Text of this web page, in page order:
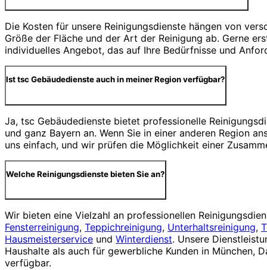
Die Kosten für unsere Reinigungsdienste hängen von
Größe der Fläche und der Art der Reinigung ab. Gerne
individuelles Angebot, das auf Ihre Bedürfnisse und
Ist tsc Gebäudedienste auch in meiner Region verfügbar?
Ja, tsc Gebäudedienste bietet professionelle
und ganz Bayern an. Wenn Sie in einer anderen Region
uns einfach, und wir prüfen die Möglichkeit einer
Welche Reinigungsdienste bieten Sie an?
Wir bieten eine Vielzahl an professionellen
Fensterreinigung, Teppichreinigung, Unterhaltsreinigung,
Hausmeisterservice und Winterdienst. Unsere
Haushalte als auch für gewerbliche Kunden in München,
verfügbar.